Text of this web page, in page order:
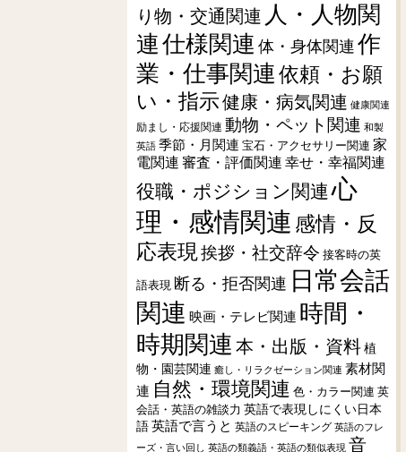
り物・交通関連 人・人物関
連仕様関連 体・身体関連 作
業・仕事関連依頼・お願
い・指示健康・病気関連 健康関連
励まし・応援関連 動物・ペット関連 和製
英語 季節・月関連 宝石・アクセサリー関連 家
電関連 審査・評価関連 幸せ・幸福関連
役職・ポジション関連 心
理・感情関連 感情・反
応表現挨拶・社交辞令 接客時の英
語表現 断る・拒否関連 日常会話
関連 映画・テレビ関連 時間・
時期関連 本・出版・資料植
物・園芸関連 癒し・リラクゼーション関連 素材関
連 自然・環境関連 色・カラー関連 英
会話・英語の雑談力 英語で表現しにくい日本
語 英語で言うと 英語のスピーキング 英語のフレ
ーズ・言い回し 英語の類義語・英語の類似表現 音